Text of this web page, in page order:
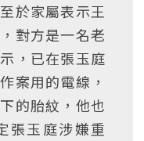
於家屬表示王
對方是一名老
，已在張玉庭
案用的電線，
的胎紋，他也
張玉庭涉嫌重